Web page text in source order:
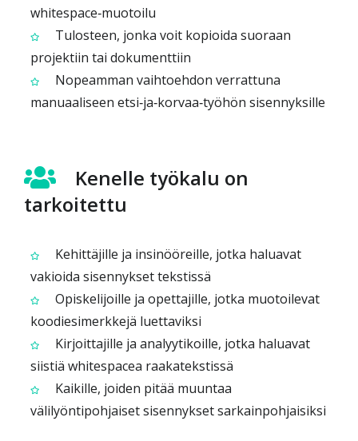
whitespace‑muotoilu
Tulosteen, jonka voit kopioida suoraan
projektiin tai dokumenttiin
Nopeamman vaihtoehdon verrattuna
manuaaliseen etsi‑ja‑korvaa‑työhön sisennyksille
Kenelle työkalu on
tarkoitettu
Kehittäjille ja insinööreille, jotka haluavat
vakioida sisennykset tekstissä
Opiskelijoille ja opettajille, jotka muotoilevat
koodiesimerkkejä luettaviksi
Kirjoittajille ja analyytikoille, jotka haluavat
siistiä whitespacea raakatekstissä
Kaikille, joiden pitää muuntaa
välilyöntipohjaiset sisennykset sarkainpohjaisiksi